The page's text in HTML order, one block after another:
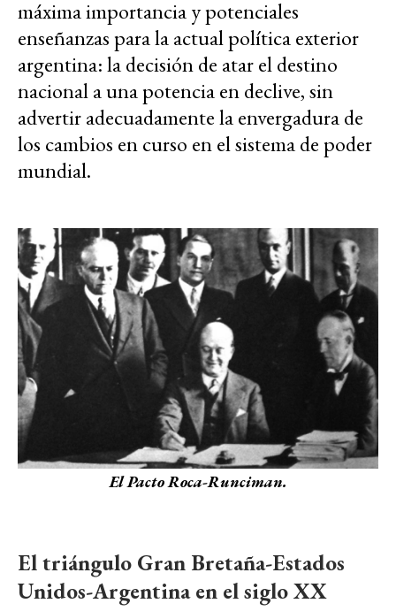
máxima importancia y potenciales
enseñanzas para la actual política exterior
argentina: la decisión de atar el destino
nacional a una potencia en declive, sin
advertir adecuadamente la envergadura de
los cambios en curso en el sistema de poder
mundial.
El Pacto Roca-Runciman.
El triángulo Gran Bretaña-Estados
Unidos-Argentina en el siglo XX